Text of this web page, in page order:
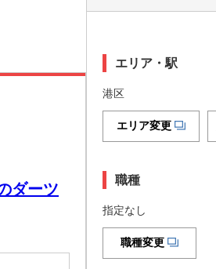
ダーツ
エリア・駅
港区
エリア変更
職種
指定なし
職種変更